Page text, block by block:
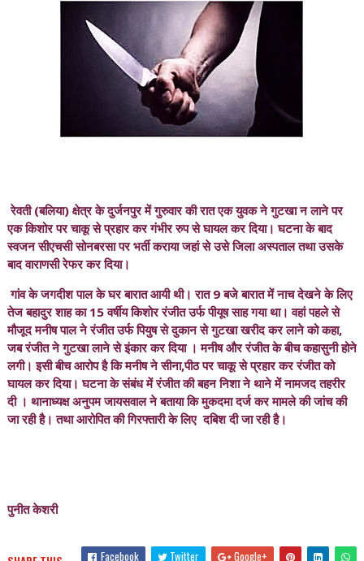
रेवती (बलिया) क्षेत्र के दुर्जनपुर में गुरुवार की रात एक युवक ने गुटखा न लाने पर
एक किशोर पर चाकू से प्रहार कर गंभीर रुप से घायल कर दिया। घटना के बाद
स्वजन सीएचसी सोनबरसा पर भर्ती कराया जहां से उसे जिला अस्पताल तथा उसके
बाद वाराणसी रेफर कर दिया।
गांव के जगदीश पाल के घर बारात आयी थी। रात 9 बजे बारात में नाच देखने के लिए
तेज बहादुर शाह का 15 वर्षीय किशोर रंजीत उर्फ पीयूष साह गया था। वहां पहले से
मौजूद मनीष पाल ने रंजीत उर्फ पियुष से दुकान से गुटखा खरीद कर लाने को कहा,
जब रंजीत ने गुटखा लाने से इंकार कर दिया । मनीष और रंजीत के बीच कहासुनी होने
लगी। इसी बीच आरोप है कि मनीष ने सीना,पीठ पर चाकू से प्रहार कर रंजीत को
घायल कर दिया। घटना के संबंध में रंजीत की बहन निशा ने थाने में नामजद तहरीर
दी । थानाध्यक्ष अनुपम जायसवाल ने बताया कि मुकदमा दर्ज कर मामले की जांच की
जा रही है। तथा आरोपित की गिरफ्तारी के लिए दबिश दी जा रही है।
पुनीत केशरी
Facebook Twitter Google+